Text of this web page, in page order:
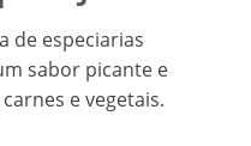
de especiarias
sabor picante e
e vegetais.